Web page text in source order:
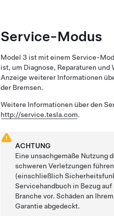
Service-Modus
Model 3 ist mit einem Service-
ist, um Diagnose, Reparaturen
Anzeige weiterer Informationen
der Bremsen.
Weitere Informationen über den
http://service.tesla.com.
ACHTUNG
Eine unsachgemäße Nutzung
schweren Verletzungen
(einschließlich
Servicehandbuch in Bezug
Branche vor. Schäden an
Garantie abgedeckt.